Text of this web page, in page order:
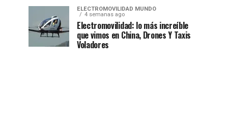
ELECTROMOVILIDAD MUNDO
4 semanas ago
Electromovilidad: lo más increíble
que vimos en China, Drones Y Taxis
Voladores